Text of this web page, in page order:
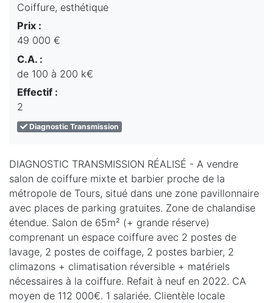
Coiffure, esthétique
Prix :
49 000 €
C.A. :
de 100 à 200 k€
Effectif :
2
Diagnostic Transmission
DIAGNOSTIC TRANSMISSION RÉALISÉ - A vendre
salon de coiffure mixte et barbier proche de la
métropole de Tours, situé dans une zone pavillonnaire
avec places de parking gratuites. Zone de chalandise
étendue. Salon de 65m² (+ grande réserve)
comprenant un espace coiffure avec 2 postes de
lavage, 2 postes de coiffage, 2 postes barbier, 2
climazons + climatisation réversible + matériels
nécessaires à la coiffure. Refait à neuf en 2022. CA
moyen de 112 000€. 1 salariée. Clientèle locale